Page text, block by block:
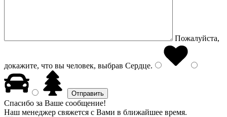
Пожалуйста,
докажите, что вы человек, выбрав Сердце.
Спасибо за Ваше сообщение!
Наш менеджер свяжется с Вами в ближайшее время.